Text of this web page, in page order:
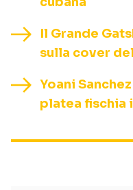
Il Grande
sulla cover
Yoani
platea fischia